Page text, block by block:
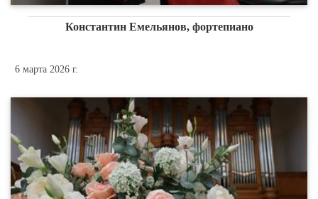
Константин Емельянов, фортепиано
6 марта 2026 г.